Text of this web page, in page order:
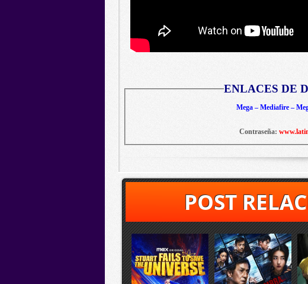
ENLACES DE
Mega – Mediafire –
Contraseña:
POST